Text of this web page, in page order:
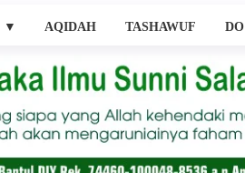
▼ AQIDAH TASHAWUF